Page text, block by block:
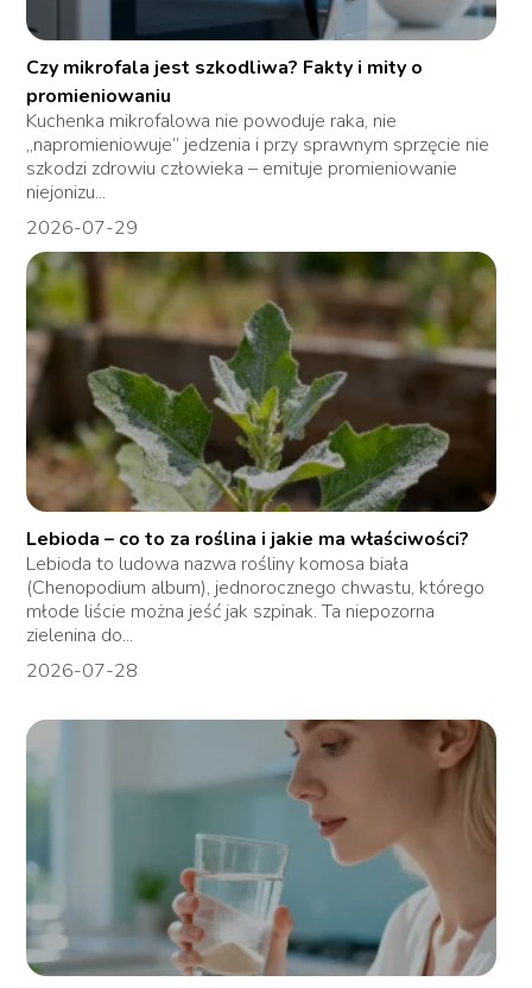
Czy mikrofala jest szkodliwa? Fakty i mity o
promieniowaniu
Kuchenka mikrofalowa nie powoduje raka, nie
„napromieniowuje” jedzenia i przy sprawnym sprzęcie nie
szkodzi zdrowiu człowieka – emituje promieniowanie
niejonizu...
2026-07-29
Lebioda – co to za roślina i jakie ma właściwości?
Lebioda to ludowa nazwa rośliny komosa biała
(Chenopodium album), jednorocznego chwastu, którego
młode liście można jeść jak szpinak. Ta niepozorna
zielenina do...
2026-07-28